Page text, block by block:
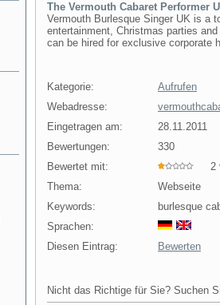
The Vermouth Cabaret Performer
Vermouth Burlesque Singer UK is a
entertainment, Christmas parties
can be hired for exclusive corporate
Kategorie:
Aufrufen
Webadresse:
Eingetragen am:
28.11.2011
Bewertungen:
330
Bewertet mit:
2
Thema:
Webseite
Keywords:
burlesque
Sprachen:
Diesen Eintrag:
Bewerten
Nicht das Richtige für Sie? Suchen